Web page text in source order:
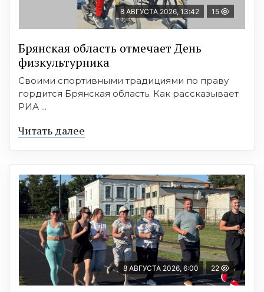
8 АВГУСТА 2026, 13:42 15
Брянская область отмечает День
физкультурника
Своими спортивными традициями по праву
гордится Брянская область. Как рассказывает
РИА ...
Читать далее
8 АВГУСТА 2026, 6:00 22